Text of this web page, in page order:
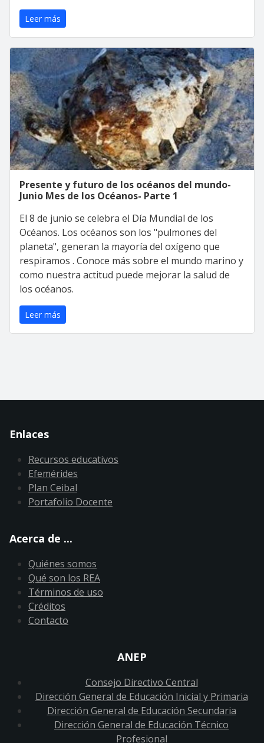
Leer más
Presente y futuro de los océanos del mundo-
Junio Mes de los Océanos- Parte 1
El 8 de junio se celebra el Día Mundial de los
Océanos. Los océanos son los "pulmones del
planeta", generan la mayoría del oxígeno que
respiramos . Conoce más sobre el mundo marino y
como nuestra actitud puede mejorar la salud de
los océanos.
Leer más
Enlaces
Recursos educativos
Efemérides
Plan Ceibal
Portafolio Docente
Acerca de ...
Quiénes somos
Qué son los REA
Términos de uso
Créditos
Contacto
ANEP
Consejo Directivo Central
Dirección General de Educación Inicial y Primaria
Dirección General de Educación Secundaria
Dirección General de Educación Técnico
Profesional